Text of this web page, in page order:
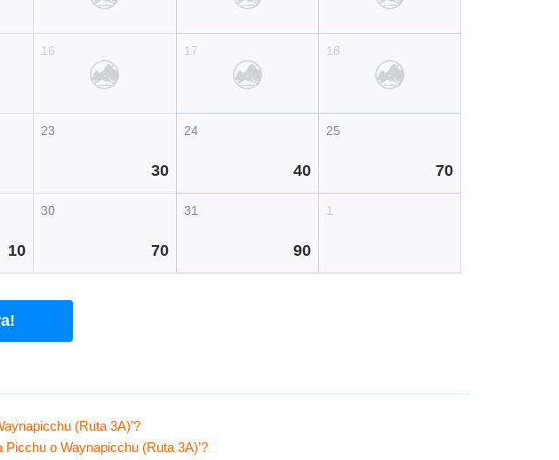
10
16
23
30
30
70
17
24
40
31
90
18
25
70
1
(Ruta 3A)’?
o Waynapicchu (Ruta 3A)’?